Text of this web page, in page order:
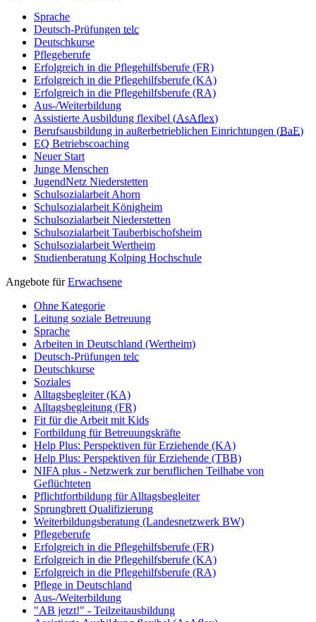
Sprache
Deutsch-Prüfungen telc
Deutschkurse
Pflegeberufe
Erfolgreich in die Pflegehilfsberufe (FR)
Erfolgreich in die Pflegehilfsberufe (KA)
Erfolgreich in die Pflegehilfsberufe (RA)
Aus-/Weiterbildung
Assistierte Ausbildung flexibel (AsAflex)
Berufsausbildung in außerbetrieblichen Einrichtungen (BaE)
EQ Betriebscoaching
Neuer Start
Junge Menschen
JugendNetz Niederstetten
Schulsozialarbeit Ahorn
Schulsozialarbeit Königheim
Schulsozialarbeit Niederstetten
Schulsozialarbeit Tauberbischofsheim
Schulsozialarbeit Wertheim
Studienberatung Kolping Hochschule
Angebote fürErwachsene
Ohne Kategorie
Leitung soziale Betreuung
Sprache
Arbeiten in Deutschland (Wertheim)
Deutsch-Prüfungen telc
Deutschkurse
Soziales
Alltagsbegleiter (KA)
Alltagsbegleitung (FR)
Fit für die Arbeit mit Kids
Fortbildung für Betreuungskräfte
Help Plus: Perspektiven für Erziehende (KA)
Help Plus: Perspektiven für Erziehende (TBB)
NIFA plus - Netzwerk zur beruflichen Teilhabe von
Geflüchteten
Pflichtfortbildung für Alltagsbegleiter
Sprungbrett Qualifizierung
Weiterbildungsberatung (Landesnetzwerk BW)
Pflegeberufe
Erfolgreich in die Pflegehilfsberufe (FR)
Erfolgreich in die Pflegehilfsberufe (KA)
Erfolgreich in die Pflegehilfsberufe (RA)
Pflege in Deutschland
Aus-/Weiterbildung
"AB jetzt!" - Teilzeitausbildung